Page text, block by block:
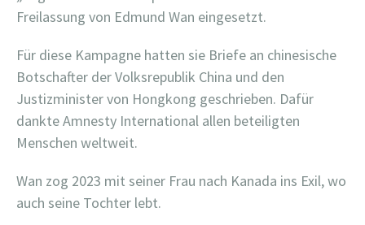
Freilassung von Edmund Wan eingesetzt.
Für diese Kampagne hatten sie Briefe an chinesische
Botschafter der Volksrepublik China und den
Justizminister von Hongkong geschrieben. Dafür
dankte Amnesty International allen beteiligten
Menschen weltweit.
Wan zog 2023 mit seiner Frau nach Kanada ins Exil, wo
auch seine Tochter lebt.